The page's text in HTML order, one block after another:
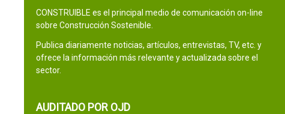
CONSTRUIBLE es el principal medio de comunicación on-line
sobre Construcción Sostenible.
Publica diariamente noticias, artículos, entrevistas, TV, etc. y
ofrece la información más relevante y actualizada sobre el
sector.
AUDITADO POR OJD